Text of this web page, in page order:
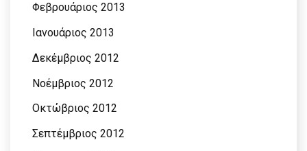
Φεβρουάριος 2013
Ιανουάριος 2013
Δεκέμβριος 2012
Νοέμβριος 2012
Οκτώβριος 2012
Σεπτέμβριος 2012